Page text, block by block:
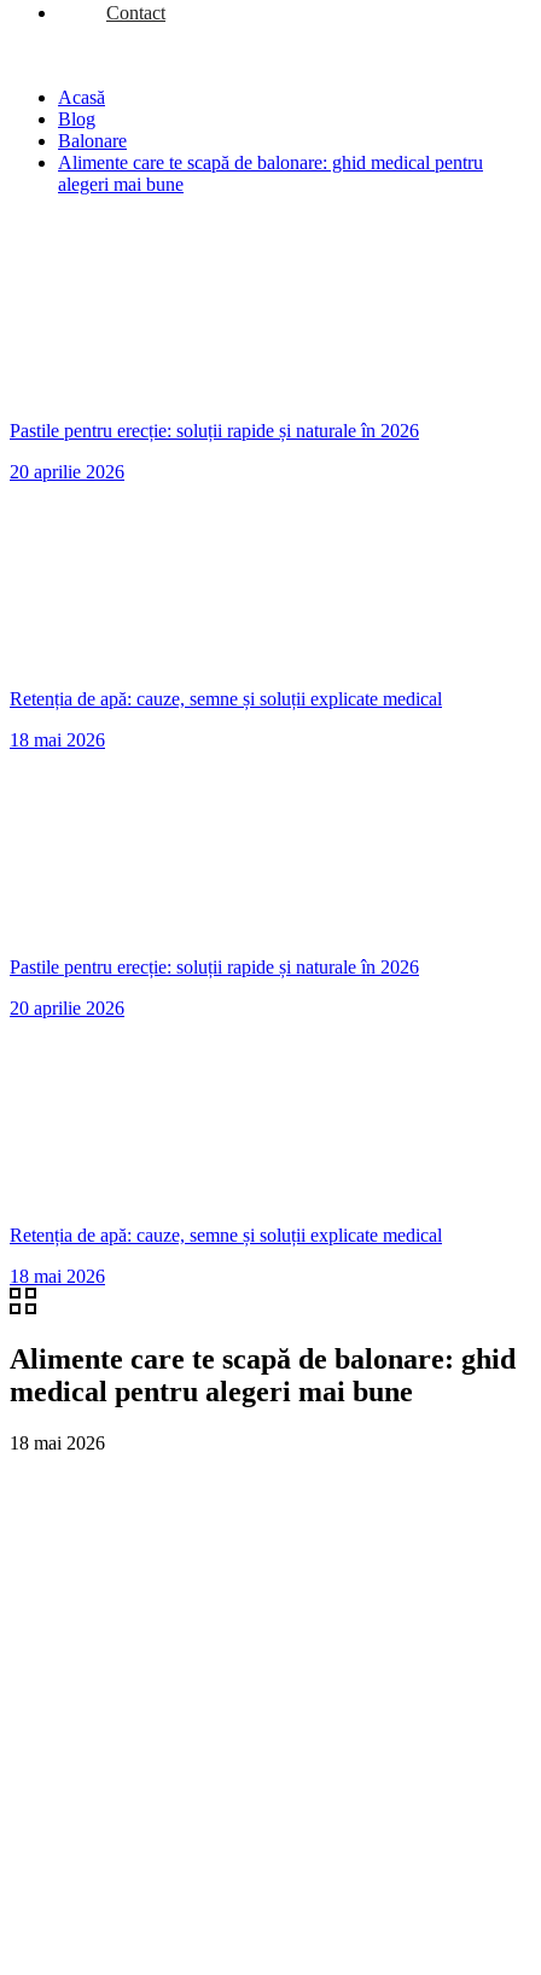
Contact
Acasă
Blog
Balonare
Alimente care te scapă de balonare: ghid medical pentru
alegeri mai bune
Pastile pentru erecție: soluții rapide și naturale în 2026
20 aprilie 2026
Retenția de apă: cauze, semne și soluții explicate medical
18 mai 2026
Pastile pentru erecție: soluții rapide și naturale în 2026
20 aprilie 2026
Retenția de apă: cauze, semne și soluții explicate medical
18 mai 2026
Alimente care te scapă de balonare: ghid
medical pentru alegeri mai bune
18 mai 2026